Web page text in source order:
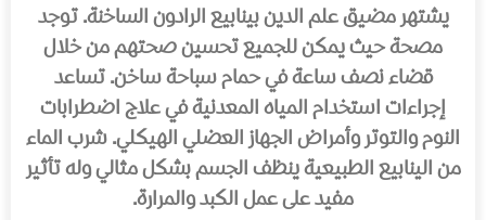
يشتهر مضيق علم الدين بينابيع الرادون الساخنة. توجد
مصحة حيث يمكن للجميع تحسين صحتهم من خلال
قضاء نصف ساعة في حمام سباحة ساخن. تساعد
إجراءات استخدام المياه المعدنية في علاج اضطرابات
النوم والتوتر وأمراض الجهاز العضلي الهيكلي. شرب الماء
من الينابيع الطبيعية ينظف الجسم بشكل مثالي وله تأثير
مفيد على عمل الكبد والمرارة.